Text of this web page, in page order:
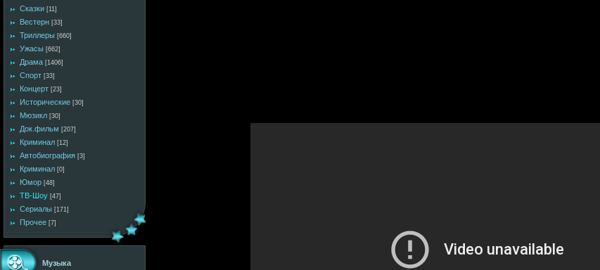
Сказки [11]
Вестерн [33]
Триллеры [660]
Ужасы [662]
Драма [1406]
Спорт [33]
Концерт [23]
Исторические [30]
Мюзикл [30]
Док.фильм [207]
Криминал [12]
Автобиография [3]
Криминал [0]
Юмор [48]
ТВ-Шоу [47]
Сериалы [171]
Прочее [7]
Музыка